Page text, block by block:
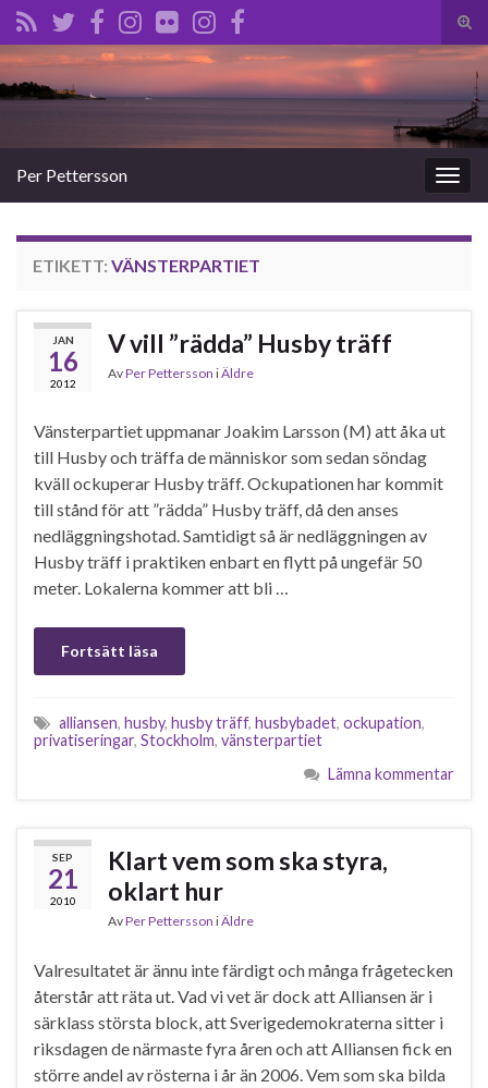
Slå
på/
Search for:
Slå
på/av
Per Pettersson
ETIKETT: VÄNSTERPARTIET
JAN
16
2012
V vill ”rädda” Husby träff
AvPer Pettersson iÄldre
Vänsterpartiet uppmanar Joakim Larsson (M) att åka ut
till Husby och träffa de människor som sedan söndag
kväll ockuperar Husby träff. Ockupationen har kommit
till stånd för att ”rädda” Husby träff, då den anses
nedläggningshotad. Samtidigt så är nedläggningen av
Husby träff i praktiken enbart en flytt på ungefär 50
meter. Lokalerna kommer att bli …
Fortsätt läsa
alliansen, husby, husby träff, husbybadet, ockupation,
privatiseringar, Stockholm, vänsterpartiet
Lämna kommentar
SEP
21
2010
Klart vem som ska styra,
oklart hur
AvPer Pettersson iÄldre
Valresultatet är ännu inte färdigt och många frågetecken
återstår att räta ut. Vad vi vet är dock att Alliansen är i
särklass största block, att Sverigedemokraterna sitter i
riksdagen de närmaste fyra åren och att Alliansen fick en
större andel av rösterna i år än 2006. Vem som ska bilda